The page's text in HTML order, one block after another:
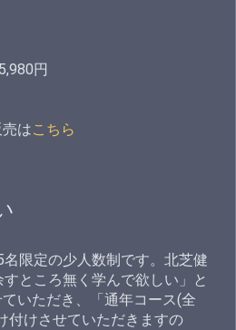
円
はこちら
名限定の少人数制です。北芝健
ところ無く学んで欲しい」と
いただき、「通年コース(全
付けさせていただきますの